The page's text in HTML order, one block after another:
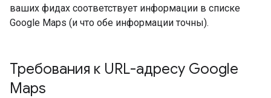
ваших фидах соответствует информации в списке
Google Maps (и что обе информации точны).
Требования к URL-адресу Google
Maps